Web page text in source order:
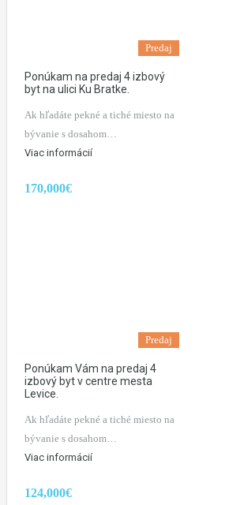
Predaj
Ponúkam na predaj 4 izbový
byt na ulici Ku Bratke.
Ak hľadáte pekné a tiché miesto na
bývanie s dosahom…
Viac informácií
170,000€
Predaj
Ponúkam Vám na predaj 4
izbový byt v centre mesta
Levice.
Ak hľadáte pekné a tiché miesto na
bývanie s dosahom…
Viac informácií
124,000€